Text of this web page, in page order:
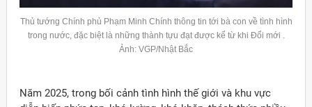
Thủ tướng Chính phủ Phạm Minh Chính thông tin tới bà con về tình hình
trong nước, đặc biệt là những thành tựu đạt được kể từ khi Đổi mới .
Ảnh: VGP/Nhật Bắc
Năm 2025, trong bối cảnh tình hình thế giới và khu vực